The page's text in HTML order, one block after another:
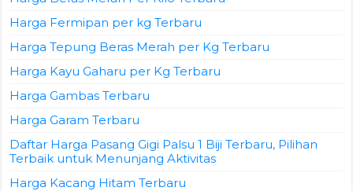
Harga Fermipan per kg Terbaru
Harga Tepung Beras Merah per Kg Terbaru
Harga Kayu Gaharu per Kg Terbaru
Harga Gambas Terbaru
Harga Garam Terbaru
Daftar Harga Pasang Gigi Palsu 1 Biji Terbaru, Pilihan
Terbaik untuk Menunjang Aktivitas
Harga Kacang Hitam Terbaru